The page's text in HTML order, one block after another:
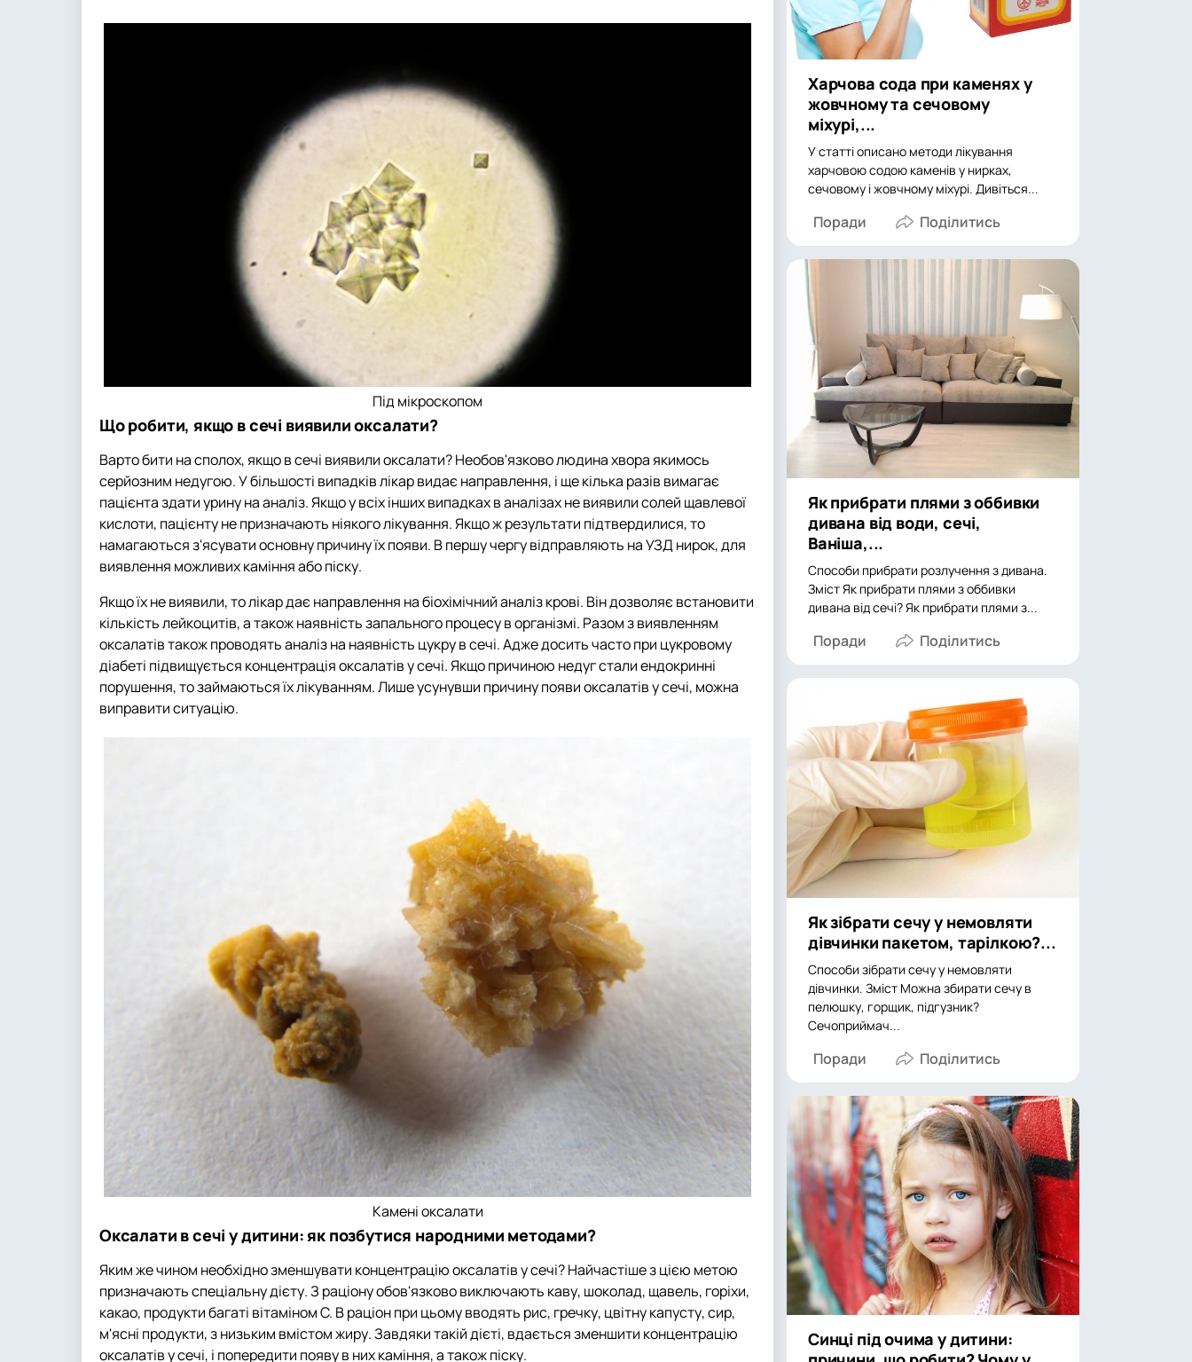
Під мікроскопом
Що робити, якщо в сечі виявили оксалати?
Варто бити на сполох, якщо в сечі виявили оксалати? Необов'язково людина хвора якимось
серйозним недугою. У більшості випадків лікар видає направлення, і ще кілька разів вимагає
пацієнта здати урину на аналіз. Якщо у всіх інших випадках в аналізах не виявили солей щавлевої
кислоти, пацієнту не призначають ніякого лікування. Якщо ж результати підтвердилися, то
намагаються з'ясувати основну причину їх появи. В першу чергу відправляють на УЗД нирок, для
виявлення можливих каміння або піску.
Якщо їх не виявили, то лікар дає направлення на біохімічний аналіз крові. Він дозволяє встановити
кількість лейкоцитів, а також наявність запального процесу в організмі. Разом з виявленням
оксалатів також проводять аналіз на наявність цукру в сечі. Адже досить часто при цукровому
діабеті підвищується концентрація оксалатів у сечі. Якщо причиною недуг стали ендокринні
порушення, то займаються їх лікуванням. Лише усунувши причину появи оксалатів у сечі, можна
виправити ситуацію.
Камені оксалати
Оксалати в сечі у дитини: як позбутися народними методами?
Яким же чином необхідно зменшувати концентрацію оксалатів у сечі? Найчастіше з цією метою
призначають спеціальну дієту. З раціону обов'язково виключають каву, шоколад, щавель, горіхи,
какао, продукти багаті вітаміном C. В раціон при цьому вводять рис, гречку, цвітну капусту, сир,
м'ясні продукти, з низьким вмістом жиру. Завдяки такій дієті, вдається зменшити концентрацію
оксалатів у сечі, і попередити появу в них каміння, а також піску.
Харчова сода при каменях у
жовчному та сечовому
міхурі,...
У статті описано методи лікування
харчовою содою каменів у нирках,
сечовому і жовчному міхурі. Дивіться...
Поради
Як прибрати плями з оббивки
дивана від води, сечі,
Ваніша,...
Способи прибрати розлучення з дивана.
Зміст Як прибрати плями з оббивки
дивана від сечі? Як прибрати плями з...
Поради
Як зібрати сечу у немовляти
дівчинки пакетом, тарілкою?...
Способи зібрати сечу у немовляти
дівчинки. Зміст Можна збирати сечу в
пелюшку, горщик, підгузник?
Сечоприймач...
Поради
Синці під очима у дитини: